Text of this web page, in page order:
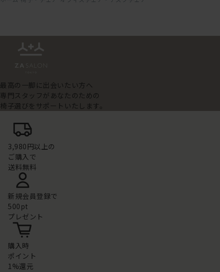
最高の一脚に出会いたい方へ
専門スタッフがあなたのための
椅子選びをサポートいたします。
3,980円以上の
ご購入で
送料無料
新規会員登録で
500pt
プレゼント
購入時
ポイント
1%還元